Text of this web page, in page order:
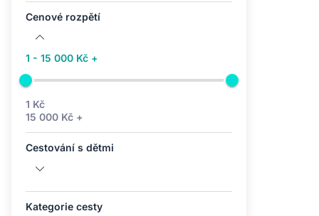
Cenové rozpětí
1 - 15 000 Kč +
1 Kč
15 000 Kč +
Cestování s dětmi
Kategorie cesty